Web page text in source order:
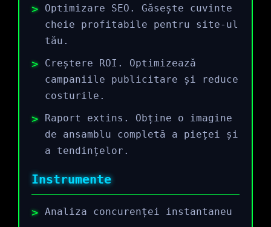
Optimizare SEO. Găsește cuvinte
cheie profitabile pentru site-ul
tău.
Creștere ROI. Optimizează
campaniile publicitare și reduce
costurile.
Raport extins. Obține o imagine
de ansamblu completă a pieței și
a tendințelor.
Instrumente
Analiza concurenței instantaneu